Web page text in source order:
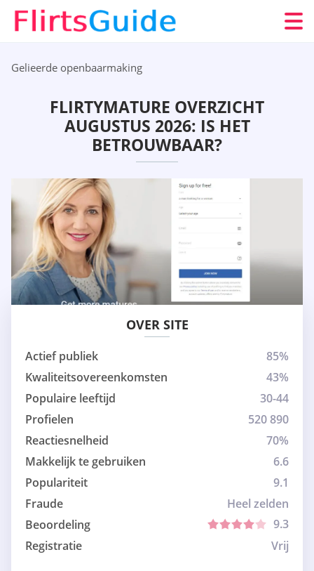
Gelieerde openbaarmaking
FLIRTYMATURE OVERZICHT
AUGUSTUS 2026: IS HET
BETROUWBAAR?
OVER SITE
Actief publiek
85%
Kwaliteitsovereenkomsten
43%
Populaire leeftijd
30-44
Profielen
520 890
Reactiesnelheid
70%
Makkelijk te gebruiken
6.6
Populariteit
9.1
Fraude
Heel zelden
Beoordeling
9.3
Registratie
Vrij